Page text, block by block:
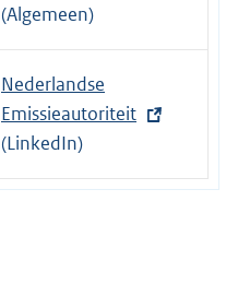
t
e
r
n
e
i
(Algemeen)
E
x
t
e
Nederlandse
Emissieautoriteit
(LinkedIn)